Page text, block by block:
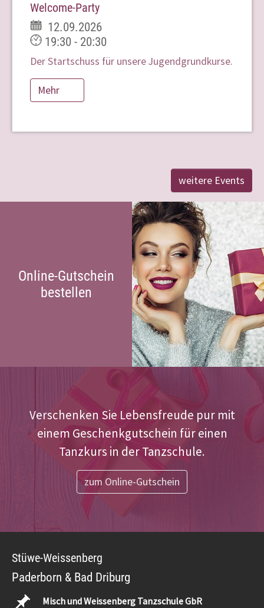
Welcome-Party
12.09.2026
19:30 - 20:30
Der Startschuss für unsere Jugendgrundkurse.
Mehr
weitere Events
Online-Gutschein
bestellen
Verschenken Sie Lebensfreude pur mit
einem Geschenkgutschein für einen
Tanzkurs in der Tanzschule.
zum Online-Gutschein
Stüwe-Weissenberg
Paderborn & Bad Driburg
Misch und Weissenberg Tanzschule GbR